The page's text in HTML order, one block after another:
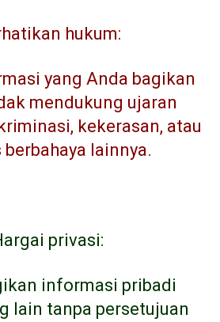
hukum:
yang Anda bagikan
mendukung ujaran
kekerasan, atau
lainnya.
privasi:
informasi pribadi
lain tanpa persetujuan